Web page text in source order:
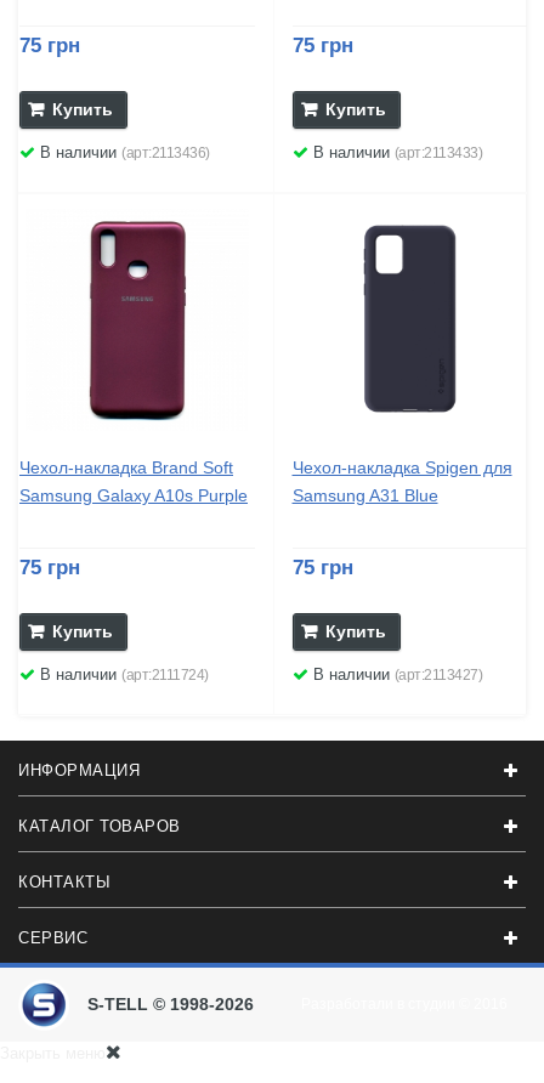
75 грн
Купить
В наличии (арт:2113436)
75 грн
Купить
В наличии (арт:2113433)
Чехол-накладка Brand Soft
Samsung Galaxy A10s Purple
75 грн
Купить
В наличии (арт:2111724)
Чехол-накладка Spigen для
Samsung A31 Blue
75 грн
Купить
В наличии (арт:2113427)
ИНФОРМАЦИЯ
КАТАЛОГ ТОВАРОВ
КОНТАКТЫ
СЕРВИС
S-TELL © 1998-2026